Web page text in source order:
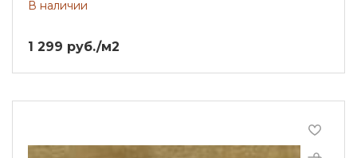
В наличии
1 299 руб./м2